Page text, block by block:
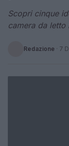
Scopri cinque
camera da
Redazione · 7